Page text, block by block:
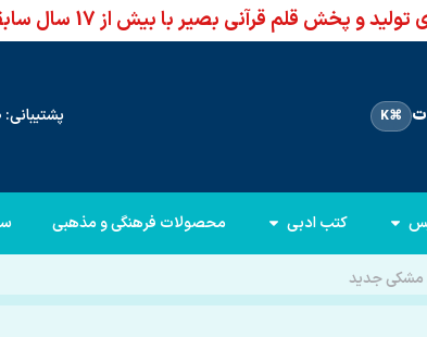
و پخش قلم قرآنی بصیر با بیش از 17 سال سابقه
⌘K پشتیبانی: 66960950-021
کتب ادبی محصولات فرهنگی و مذهبی
مشکی جدید